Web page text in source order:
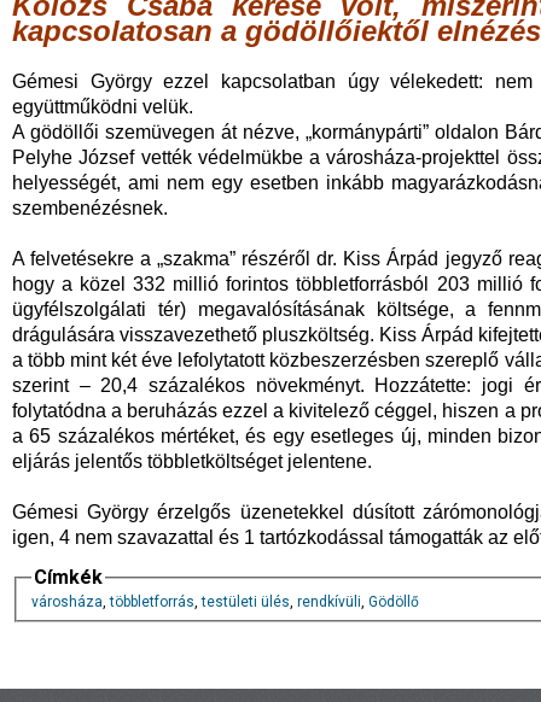
kapcsolatosan a gödöllőiektől
Gémesi György ezzel kapcsolatban úgy vélekedett:
együttműködni velük.
A gödöllői szemüvegen át nézve, „kormánypárti” oldalon
Pelyhe József vették védelmükbe a városháza-projekttel
helyességét, ami nem egy esetben inkább
szembenézésnek.
A felvetésekre a „szakma” részéről dr. Kiss Árpád jegyző
hogy a közel 332 millió forintos többletforrásból 203 millió
ügyfélszolgálati tér) megavalósításának költsége, a
drágulására visszavezethető pluszköltség. Kiss Árpád
a több mint két éve lefolytatott közbeszerzésben szereplő
szerint – 20,4 százalékos növekményt. Hozzátette: jogi
folytatódna a beruházás ezzel a kivitelező céggel, hiszen a
a 65 százalékos mértéket, és egy esetleges új, minden
eljárás jelentős többletköltséget jelentene.
Gémesi György érzelgős üzenetekkel dúsított
igen, 4 nem szavazattal és 1 tartózkodással támogatták az
Címkék
városháza,többletforrás,testületi ülés, rendkívüli, Gödöllő